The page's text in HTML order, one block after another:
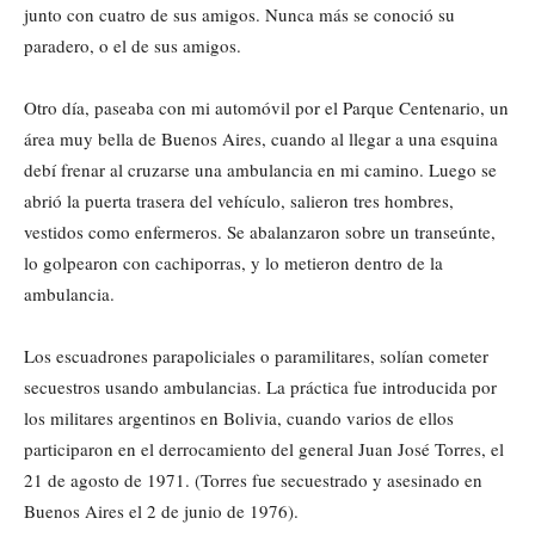
junto con cuatro de sus amigos. Nunca más se conoció su
paradero, o el de sus amigos.
Otro día, paseaba con mi automóvil por el Parque Centenario, un
área muy bella de Buenos Aires, cuando al llegar a una esquina
debí frenar al cruzarse una ambulancia en mi camino. Luego se
abrió la puerta trasera del vehículo, salieron tres hombres,
vestidos como enfermeros. Se abalanzaron sobre un transeúnte,
lo golpearon con cachiporras, y lo metieron dentro de la
ambulancia.
Los escuadrones parapoliciales o paramilitares, solían cometer
secuestros usando ambulancias. La práctica fue introducida por
los militares argentinos en Bolivia, cuando varios de ellos
participaron en el derrocamiento del general Juan José Torres, el
21 de agosto de 1971. (Torres fue secuestrado y asesinado en
Buenos Aires el 2 de junio de 1976).